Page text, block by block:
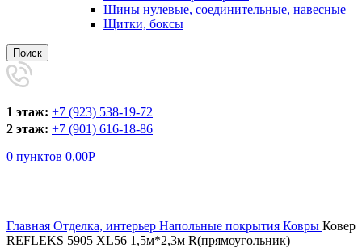
Шины нулевые, соединительные, навесные
Щитки, боксы
Поиск
1 этаж: +7 (923) 538-19-72
2 этаж: +7 (901) 616-18-86
0 пунктов 0,00Р
Главная Отделка, интерьер Напольные покрытия Ковры Ковер
REFLEKS 5905 XL56 1,5м*2,3м R(прямоугольник)